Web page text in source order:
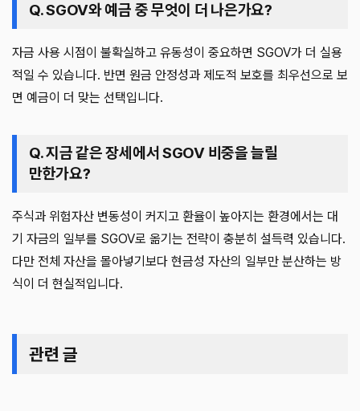
Q. SGOV와 예금 중 무엇이 더 나은가요?
자금 사용 시점이 불확실하고 유동성이 중요하면 SGOV가 더 실용
적일 수 있습니다. 반면 원금 안정성과 제도적 보호를 최우선으로 보
면 예금이 더 맞는 선택입니다.
Q. 지금 같은 장세에서 SGOV 비중을 늘릴
만한가요?
주식과 위험자산 변동성이 커지고 환율이 높아지는 환경에서는 대
기 자금의 일부를 SGOV로 옮기는 전략이 충분히 설득력 있습니다.
다만 전체 자산을 몰아넣기보다 현금성 자산의 일부만 분산하는 방
식이 더 현실적입니다.
관련 글